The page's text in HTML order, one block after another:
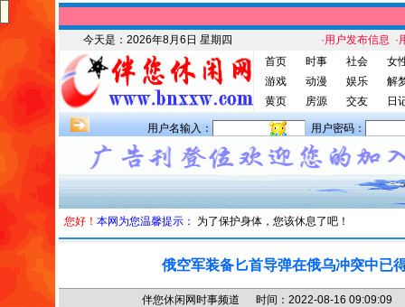
今天是： 2026年8月6日 星期四 ·用户发布信息 ·
首页
时事 社会
女
游戏
动漫 娱乐
解
黄页
房源 交友 日
用户名输入： 用户密码：
您好！ 本网为您温馨提示： 为了保护身体，您该休息了吧！
俄空军装备匕首导弹在俄乌冲突中已
伴您休闲网时事频道 时间：2022-08-16